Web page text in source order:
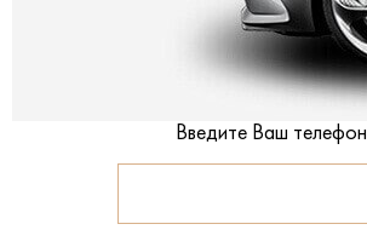
Введите Ваш телефон